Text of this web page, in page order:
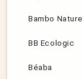
Bambo Nature
BB Ecologic
Béaba